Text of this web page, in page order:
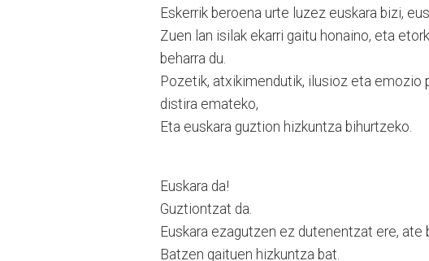
Eskerrik beroena urte luzez euskara bizi,
Zuen lan isilak ekarri gaitu honaino, eta
beharra du.
Pozetik, atxikimendutik, ilusioz eta emozio
distira emateko,
Eta euskara guztion hizkuntza bihurtzeko.
Euskara da!
Guztiontzat da.
Euskara ezagutzen ez dutenentzat ere, ate
Batzen gaituen hizkuntza bat.